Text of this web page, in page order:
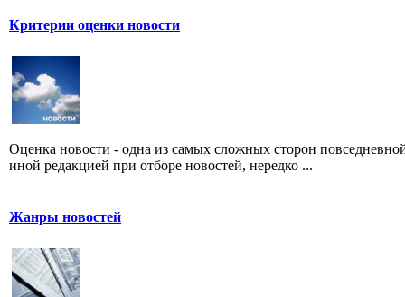
Критерии оценки новости
Оценка новости - одна из самых сложных сторон
иной редакцией при отборе новостей, нередко ...
Жанры новостей